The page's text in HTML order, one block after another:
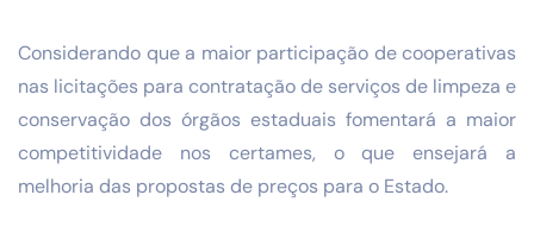
Considerando que a maior participação de cooperativas
nas licitações para contratação de serviços de limpeza e
conservação dos órgãos estaduais fomentará a maior
competitividade nos certames, o que ensejará a
melhoria das propostas de preços para o Estado.